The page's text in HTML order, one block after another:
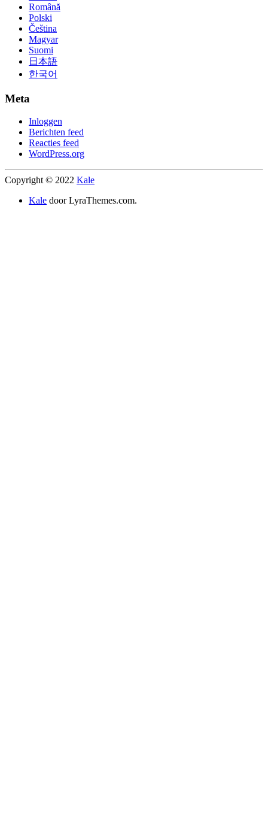
Română
Polski
Čeština
Magyar
Suomi
日本語
한국어
Meta
Inloggen
Berichten feed
Reacties feed
WordPress.org
Copyright © 2022 Kale
Kale door LyraThemes.com.